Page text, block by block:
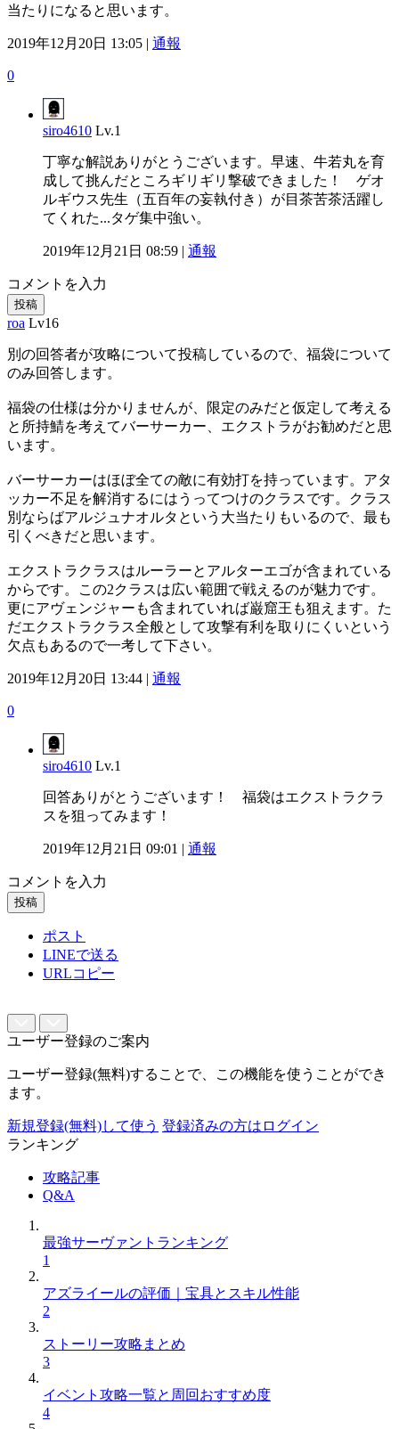
当たりになると思います。
2019年12月20日 13:05 | 通報
0
siro4610 Lv.1
丁寧な解説ありがとうございます。早速、牛若丸を育
成して挑んだところギリギリ撃破できました！ ゲオ
ルギウス先生（五百年の妄執付き）が目茶苦茶活躍し
てくれた...タゲ集中強い。
2019年12月21日 08:59 | 通報
コメントを入力
投稿
roa Lv16
別の回答者が攻略について投稿しているので、福袋について
のみ回答します。
福袋の仕様は分かりませんが、限定のみだと仮定して考える
と所持鯖を考えてバーサーカー、エクストラがお勧めだと思
います。
バーサーカーはほぼ全ての敵に有効打を持っています。アタ
ッカー不足を解消するにはうってつけのクラスです。クラス
別ならばアルジュナオルタという大当たりもいるので、最も
引くべきだと思います。
エクストラクラスはルーラーとアルターエゴが含まれている
からです。この2クラスは広い範囲で戦えるのが魅力です。
更にアヴェンジャーも含まれていれば巌窟王も狙えます。た
だエクストラクラス全般として攻撃有利を取りにくいという
欠点もあるので一考して下さい。
2019年12月20日 13:44 | 通報
0
siro4610 Lv.1
回答ありがとうございます！ 福袋はエクストラクラ
スを狙ってみます！
2019年12月21日 09:01 | 通報
コメントを入力
投稿
ポスト
LINEで送る
URLコピー
ユーザー登録のご案内
ユーザー登録(無料)することで、この機能を使うことができ
ます。
新規登録(無料)して使う 登録済みの方はログイン
ランキング
攻略記事
Q&A
最強サーヴァントランキング
1
アズライールの評価｜宝具とスキル性能
2
ストーリー攻略まとめ
3
イベント攻略一覧と周回おすすめ度
4